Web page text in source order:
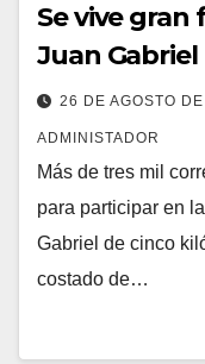
Se vive gran
Juan Gabriel
26 DE AGOSTO
ADMINISTADOR
Más de tres mil
para participar en
Gabriel de cinco
costado de…